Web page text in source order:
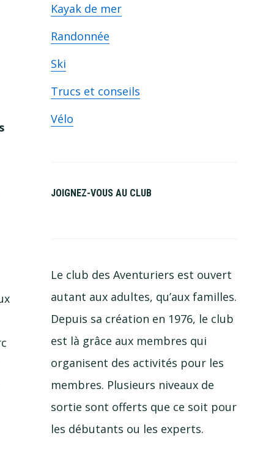
Kayak de mer
Randonnée
Ski
Trucs et conseils
Vélo
JOIGNEZ-VOUS AU CLUB
Le club des Aventuriers est ouvert
autant aux adultes, qu’aux familles.
Depuis sa création en 1976, le club
est là grâce aux membres qui
organisent des activités pour les
membres. Plusieurs niveaux de
sortie sont offerts que ce soit pour
les débutants ou les experts.